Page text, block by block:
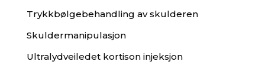
Trykkbølgebehandling av skulderen
Skuldermanipulasjon
Ultralydveiledet kortison injeksjon